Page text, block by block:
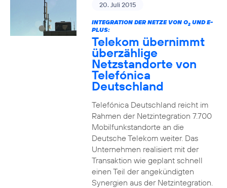
20. Juli 2015
INTEGRATION DER NETZE VON O2UND E-
PLUS:
Telekom übernimmt
überzählige
Netzstandorte von
Telefónica
Deutschland
Telefónica Deutschland reicht im
Rahmen der Netzintegration 7.700
Mobilfunkstandorte an die
Deutsche Telekom weiter. Das
Unternehmen realisiert mit der
Transaktion wie geplant schnell
einen Teil der angekündigten
Synergien aus der Netzintegration.